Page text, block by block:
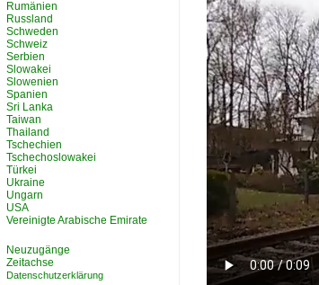
Rumänien
Russland
Schweden
Schweiz
Serbien
Slowakei
Slowenien
Spanien
Sri Lanka
Taiwan
Thailand
Tschechien
Tschechoslowakei
Türkei
Ukraine
Ungarn
USA
Vereinigte Arabische Emirate
Neuzugänge
Zeitachse
Datenschutzerklärung